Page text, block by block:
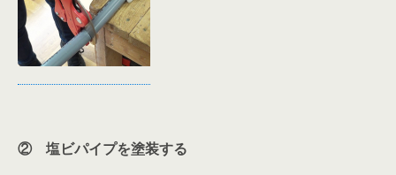
② 塩ビパイプを塗装する